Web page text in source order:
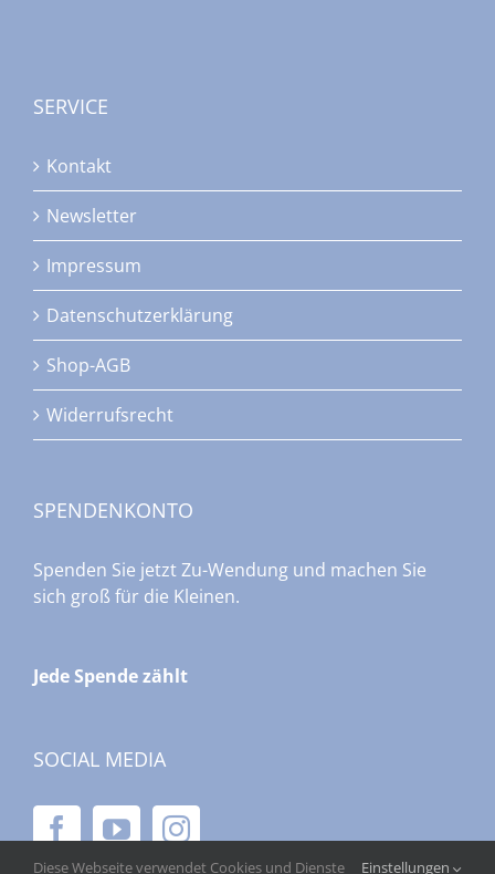
SERVICE
Kontakt
Newsletter
Impressum
Datenschutzerklärung
Shop-AGB
Widerrufsrecht
SPENDENKONTO
Spenden Sie jetzt Zu-Wendung und machen Sie
sich groß für die Kleinen.
Jede Spende zählt
SOCIAL MEDIA
Diese Webseite verwendet Cookies und Dienste Einstellungen